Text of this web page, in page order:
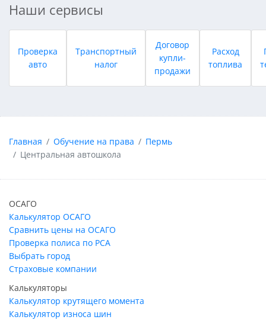
Наши сервисы
Проверка
авто
Транспортный
налог
Договор
купли-
продажи
Расход
топлива
Главная Обучение на права
Пермь
Центральная автошкола
ОСАГО
Калькулятор ОСАГО
Сравнить цены на ОСАГО
Проверка полиса по РСА
Выбрать город
Страховые компании
Калькуляторы
Калькулятор крутящего момента
Калькулятор износа шин